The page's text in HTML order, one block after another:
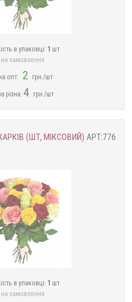
в упаковці: 1 шт
на замовлення
опт: 2 грн./шт
різна: 4 грн./шт
(ШТ, МІКСОВИЙ) АРТ:776
в упаковці: 1 шт
на замовлення